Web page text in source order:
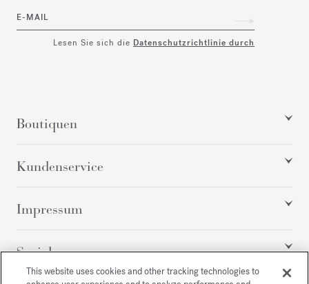
E-MAIL
Lesen Sie sich die Datenschutzrichtlinie durch
Boutiquen
Kundenservice
Impressum
Social
This website uses cookies and other tracking technologies to